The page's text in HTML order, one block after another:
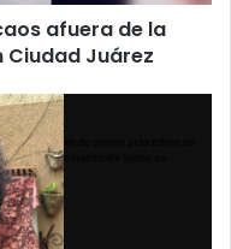
afuera de la
Ciudad Juárez